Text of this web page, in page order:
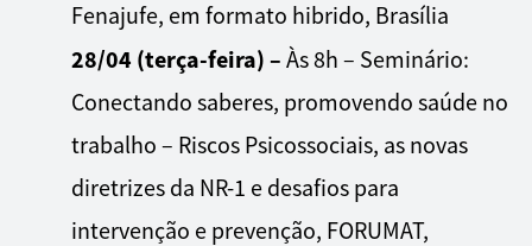
Fenajufe, em formato hibrido, Brasília
28/04 (terça-feira) – Às 8h – Seminário:
Conectando saberes, promovendo saúde no
trabalho – Riscos Psicossociais, as novas
diretrizes da NR-1 e desafios para
intervenção e prevenção, FORUMAT,